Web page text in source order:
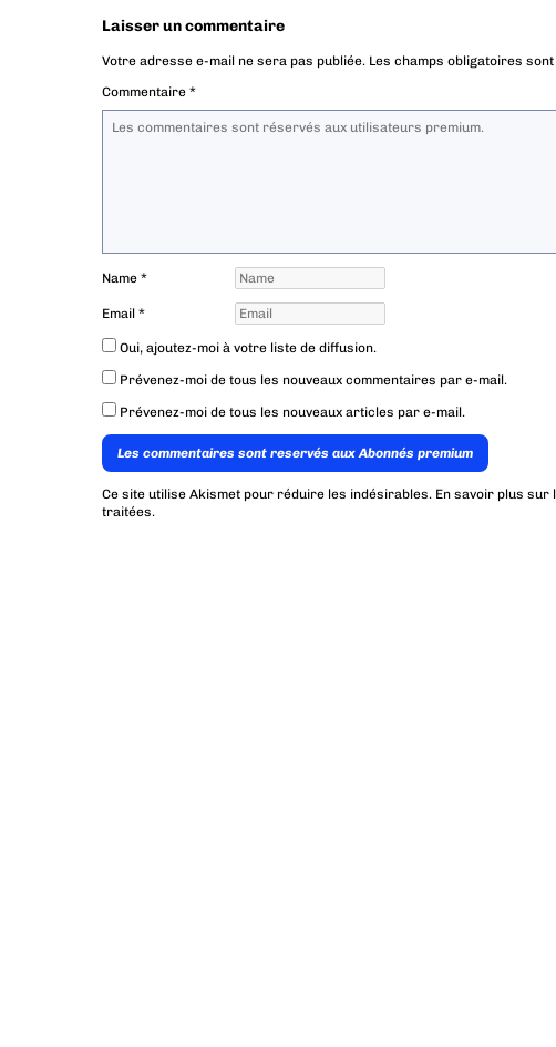
Laisser un commentaire
Votre adresse e-mail ne sera pas publiée. Les champs obligatoires
Commentaire *
Name *
Email *
Oui, ajoutez-moi à votre liste de diffusion.
Prévenez-moi de tous les nouveaux commentaires par e-mail.
Prévenez-moi de tous les nouveaux articles par e-mail.
Les commentaires sont reservés aux Abonnés premium
Ce site utilise Akismet pour réduire les indésirables. En savoir plus sur
traitées.